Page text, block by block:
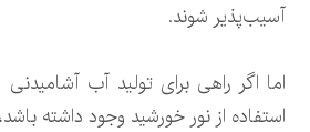
آسیب‌پذیر شوند.
اما اگر راهی برای تولید آب
استفاده از نور خورشید وجود داشته